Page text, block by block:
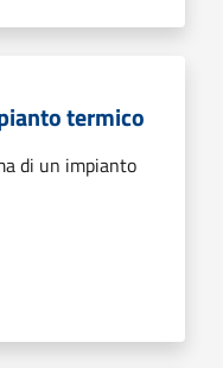
termico
di un impianto